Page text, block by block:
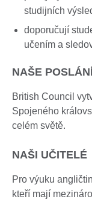
studijních
doporučují
učením a
NAŠE POSLÁNÍ
British Council
Spojeného
celém světě.
NAŠI UČITELÉ
Pro výuku
kteří mají